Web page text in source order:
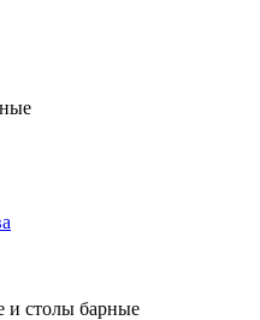
и столы барные